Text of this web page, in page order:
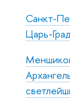
Санкт-
Царь-